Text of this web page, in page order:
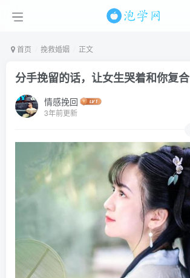
首页 挽救婚姻 正文
分手挽留的话，让女生哭着和你复合
情感挽回
3年前更新